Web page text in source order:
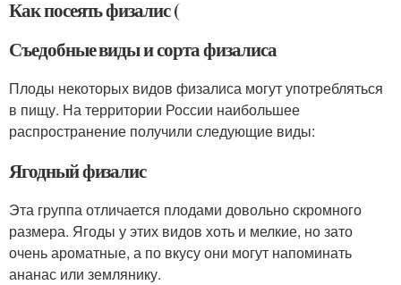
Как посеять физалис (
Съедобные виды и сорта физалиса
Плоды некоторых видов физалиса могут употребляться
в пищу. На территории России наибольшее
распространение получили следующие виды:
Ягодный физалис
Эта группа отличается плодами довольно скромного
размера. Ягоды у этих видов хоть и мелкие, но зато
очень ароматные, а по вкусу они могут напоминать
ананас или землянику.